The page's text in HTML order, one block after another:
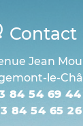
Contact
Jean
le-
84 54 69 44
84 54 65 26